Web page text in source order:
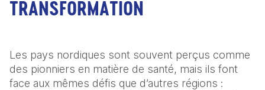
TRANSFORMATION
Les pays nordiques sont souvent perçus comme
des pionniers en matière de santé, mais ils font
face aux mêmes défis que d’autres régions :